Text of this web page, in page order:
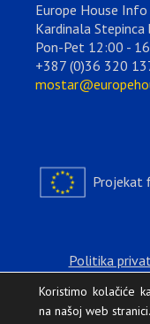
Europe House
Kardinala Stepinca
Pon-Pet 12:00 -
+387 (0)36 320
Projekat
Politika
Koristimo kolačiće
na našoj web stranici.